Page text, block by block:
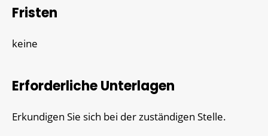
Fristen
keine
Erforderliche Unterlagen
Erkundigen Sie sich bei der zuständigen Stelle.